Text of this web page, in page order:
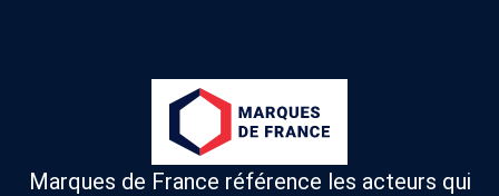
Marques de France référence les acteurs qui